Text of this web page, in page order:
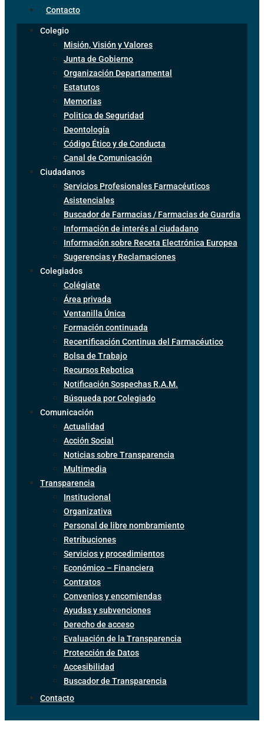
Contacto
Colegio
Misión, Visión y Valores
Junta de Gobierno
Organización Departamental
Estatutos
Memorias
Politica de Seguridad
Deontología
Código Ético y de Conducta
Canal de Comunicación
Ciudadanos
Servicios Profesionales Farmacéuticos
Asistenciales
Buscador de Farmacias / Farmacias de Guardia
Información de interés al ciudadano
Información sobre Receta Electrónica Europea
Sugerencias y Reclamaciones
Colegiados
Colégiate
Área privada
Ventanilla Única
Formación continuada
Recertificación Continua del Farmacéutico
Bolsa de Trabajo
Recursos Rebotica
Notificación Sospechas R.A.M.
Búsqueda por Colegiado
Comunicación
Actualidad
Acción Social
Noticias sobre Transparencia
Multimedia
Transparencia
Institucional
Organizativa
Personal de libre nombramiento
Retribuciones
Servicios y procedimientos
Económico – Financiera
Contratos
Convenios y encomiendas
Ayudas y subvenciones
Derecho de acceso
Evaluación de la Transparencia
Protección de Datos
Accesibilidad
Buscador de Transparencia
Contacto